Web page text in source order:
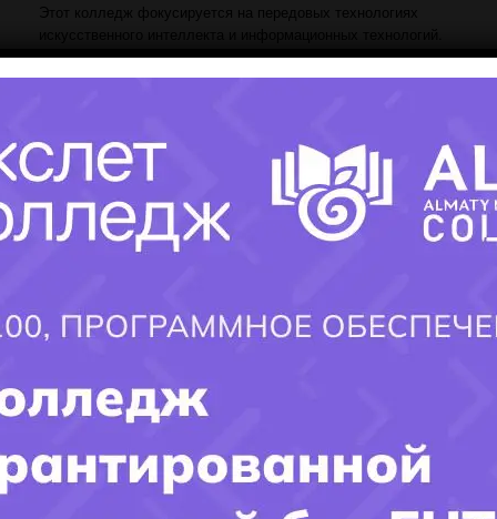
Этот колледж фокусируется на передовых технологиях
Студенты здесь изучают программирование, машинное
обучение и другие инновационные области.
Выбор колледжа в 2023 году в Алматы предоставляет
студентам возможность получить высококачественное
образование в различных областях. С постоянным развитием
программ и инфраструктуры,
эти колледжи открывают перед
Заполните форму и получите ответ
на интересующий ВАС вопрос!!!
Имя поступающего(-ей):